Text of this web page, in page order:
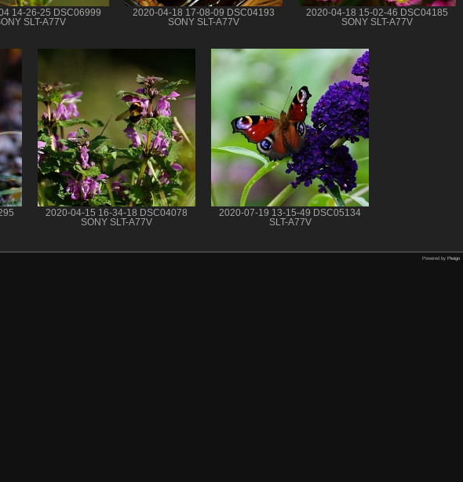
14-26-25 DSC06999
SLT-A77V
2020-04-18 17-08-09 DSC04193
SONY SLT-A77V
2020-04-18 15-02-46 DSC04185
SONY SLT-A77V
2020-04-15 16-34-18 DSC04078
SONY SLT-A77V
2020-07-19 13-15-49 DSC05134
SLT-A77V
Powered by Piwigo